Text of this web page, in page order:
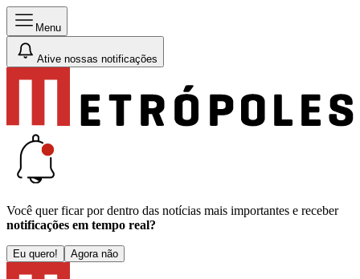
Menu
Ative nossas notificações
Você quer ficar por dentro das notícias mais importantes e receber
notificações em tempo real?
Eu quero! Agora não